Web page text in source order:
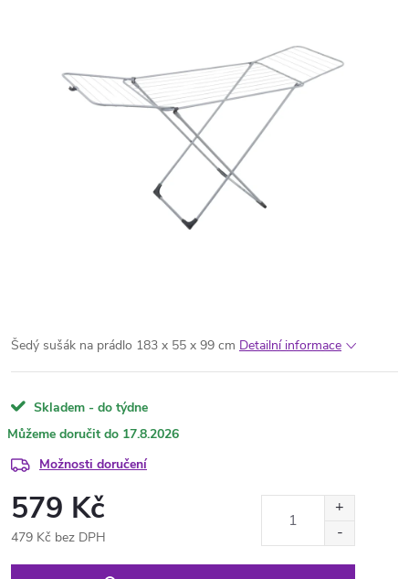
Šedý sušák na prádlo 183 x 55 x 99 cm Detailní informace
Skladem - do týdne
17.8.2026
Možnosti doručení
579 Kč
479 Kč bez DPH